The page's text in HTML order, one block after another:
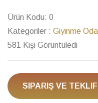
Ürün Kodu: 0
Kategoriler : Giyinme
581 Kişi Görüntüledi
SIPARIŞ VE